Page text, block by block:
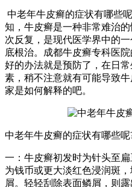
中老年牛皮癣的症状有哪些
知，牛皮癣是一种非常难治
次反复，是现代医学界中的
底根治。成都牛皮癣专科医
好的办法就是预防了，在日
素，稍不注意就有可能导致
家是如何解释的吧。
中老年牛皮癣的症状有哪些呢
一：牛皮癣初发时为针头至
为钱币或更大淡红色浸润斑
屑。轻轻刮除表面鳞屑，则